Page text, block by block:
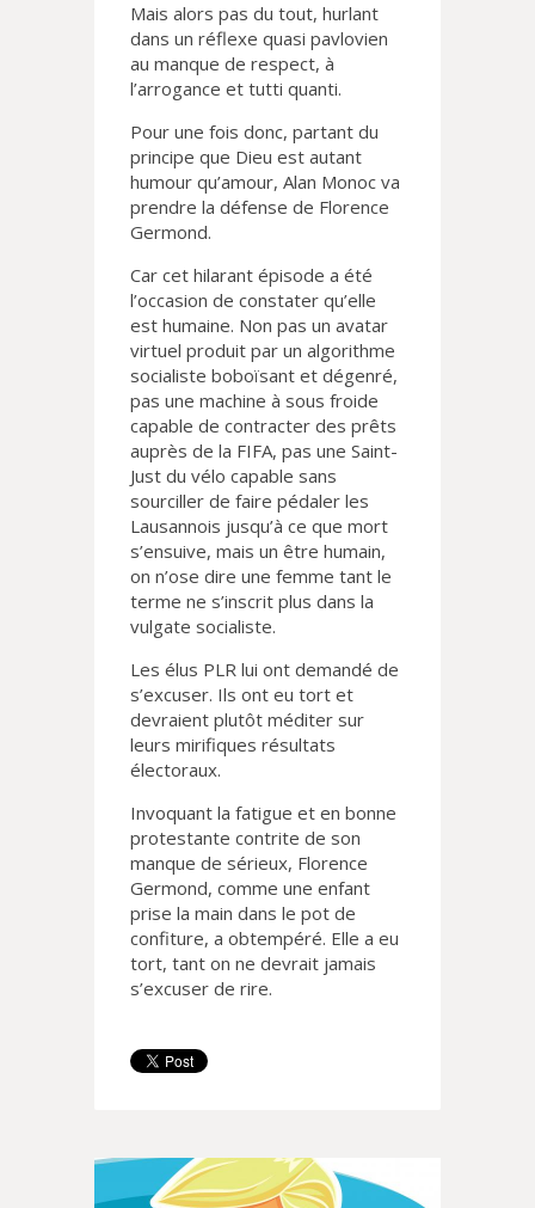
Mais alors pas du tout, hurlant
dans un réflexe quasi pavlovien
au manque de respect, à
l’arrogance et tutti quanti.
Pour une fois donc, partant du
principe que Dieu est autant
humour qu’amour, Alan Monoc va
prendre la défense de Florence
Germond.
Car cet hilarant épisode a été
l’occasion de constater qu’elle
est humaine. Non pas un avatar
virtuel produit par un algorithme
socialiste boboïsant et dégenré,
pas une machine à sous froide
capable de contracter des prêts
auprès de la FIFA, pas une Saint-
Just du vélo capable sans
sourciller de faire pédaler les
Lausannois jusqu’à ce que mort
s’ensuive, mais un être humain,
on n’ose dire une femme tant le
terme ne s’inscrit plus dans la
vulgate socialiste.
Les élus PLR lui ont demandé de
s’excuser. Ils ont eu tort et
devraient plutôt méditer sur
leurs mirifiques résultats
électoraux.
Invoquant la fatigue et en bonne
protestante contrite de son
manque de sérieux, Florence
Germond, comme une enfant
prise la main dans le pot de
confiture, a obtempéré. Elle a eu
tort, tant on ne devrait jamais
s’excuser de rire.